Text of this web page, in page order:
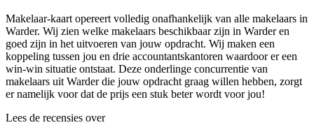
Makelaar-kaart opereert volledig onafhankelijk van alle makelaars in
Warder. Wij zien welke makelaars beschikbaar zijn in Warder en
goed zijn in het uitvoeren van jouw opdracht. Wij maken een
koppeling tussen jou en drie accountantskantoren waardoor er een
win-win situatie ontstaat. Deze onderlinge concurrentie van
makelaars uit Warder die jouw opdracht graag willen hebben, zorgt
er namelijk voor dat de prijs een stuk beter wordt voor jou!
Lees de recensies over